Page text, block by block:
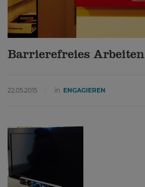
Barrierefreies Arbeiten
22.05.2015 in ENGAGIEREN